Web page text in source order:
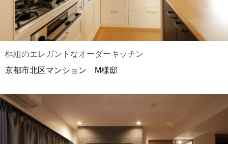
框組のエレガントなオーダーキッチン
京都市北区マンション M様邸